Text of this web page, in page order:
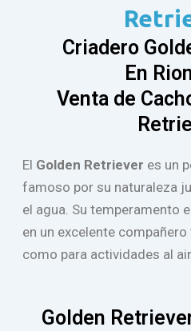
Criadero
En
Venta de
El Golden Retriever es un
famoso por su naturaleza
el agua. Su temperamento
en un excelente
como para actividades al
Golden